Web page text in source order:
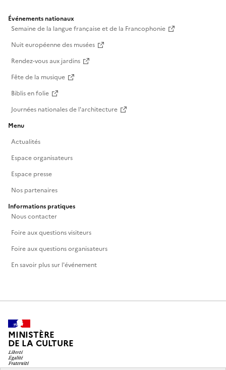
Événements nationaux
Semaine de la langue française et de la Francophonie
Nuit européenne des musées
Rendez-vous aux jardins
Fête de la musique
Biblis en folie
Journées nationales de l'architecture
Menu
Actualités
Espace organisateurs
Espace presse
Nos partenaires
Informations pratiques
Nous contacter
Foire aux questions visiteurs
Foire aux questions organisateurs
En savoir plus sur l'événement
MINISTÈRE
DE LA CULTURE